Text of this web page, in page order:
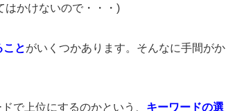
はかけないので・・・)
ことがいくつかあります。そんなに手間がか
で上位にするのかという、 キーワードの選